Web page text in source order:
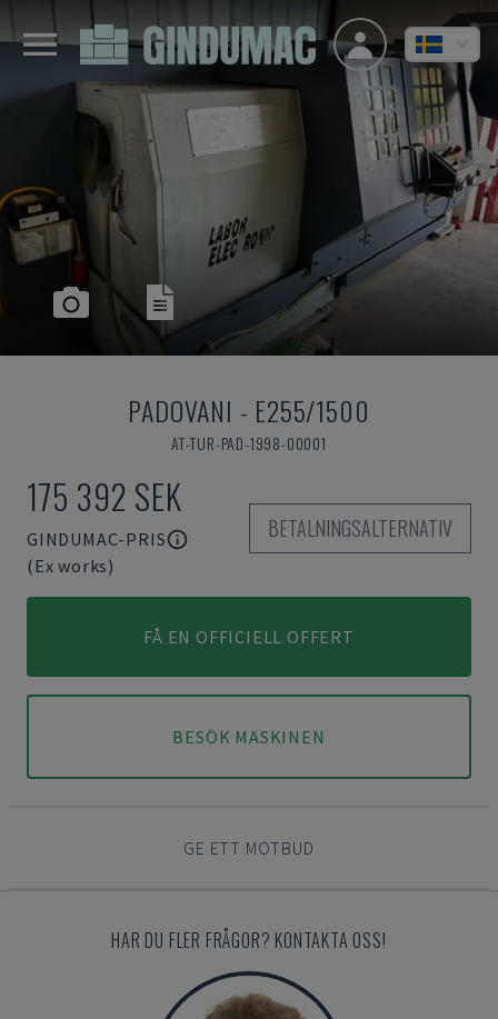
PADOVANI - E255/1500
AT-TUR-PAD-1998-00001
175 392 SEK
GINDUMAC-PRIS
(Ex works)
BETALNINGSALTERNATIV
FÅ EN OFFICIELL OFFERT
BESÖK MASKINEN
GE ETT MOTBUD
HAR DU FLER FRÅGOR? KONTAKTA OSS!